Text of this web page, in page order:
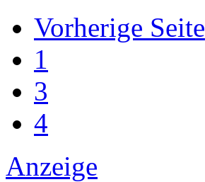
Vorherige Seite
1
3
4
Anzeige